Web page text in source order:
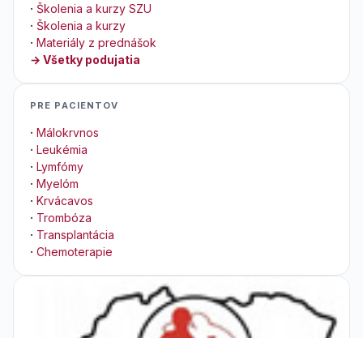
· Školenia a kurzy SZU
· Školenia a kurzy
· Materiály z prednášok
→ Všetky podujatia
PRE PACIENTOV
· Málokrvnos
· Leukémia
· Lymfómy
· Myelóm
· Krvácavos
· Trombóza
· Transplantácia
· Chemoterapie